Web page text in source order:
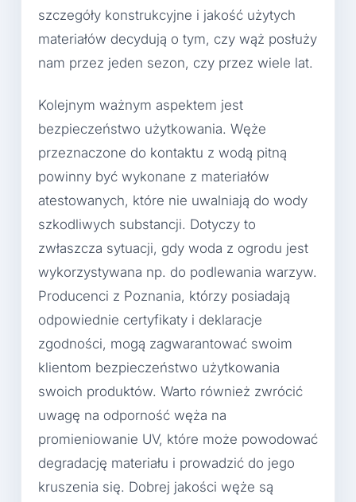
szczegóły konstrukcyjne i jakość użytych
materiałów decydują o tym, czy wąż posłuży
nam przez jeden sezon, czy przez wiele lat.
Kolejnym ważnym aspektem jest
bezpieczeństwo użytkowania. Węże
przeznaczone do kontaktu z wodą pitną
powinny być wykonane z materiałów
atestowanych, które nie uwalniają do wody
szkodliwych substancji. Dotyczy to
zwłaszcza sytuacji, gdy woda z ogrodu jest
wykorzystywana np. do podlewania warzyw.
Producenci z Poznania, którzy posiadają
odpowiednie certyfikaty i deklaracje
zgodności, mogą zagwarantować swoim
klientom bezpieczeństwo użytkowania
swoich produktów. Warto również zwrócić
uwagę na odporność węża na
promieniowanie UV, które może powodować
degradację materiału i prowadzić do jego
kruszenia się. Dobrej jakości węże są